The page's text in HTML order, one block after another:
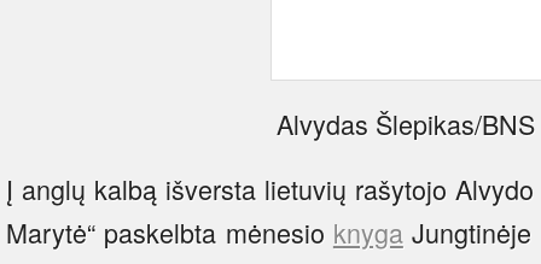
Alvydas Šlepikas/BNS
Į anglų kalbą išversta lietuvių rašytojo
Marytė“ paskelbta mėnesio knygaJungtinėje